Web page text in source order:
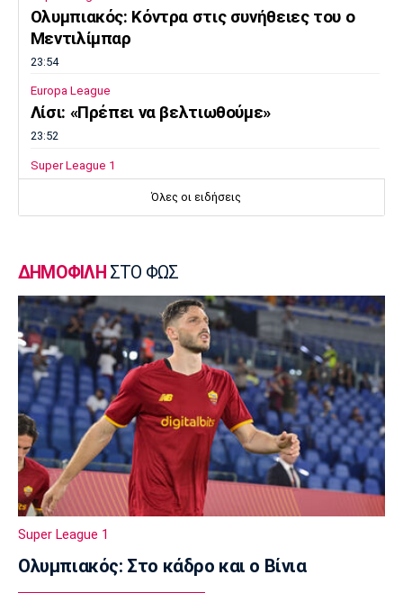
Ολυμπιακός: Κόντρα στις συνήθειες του ο
Μεντιλίμπαρ
23:54
Europa League
Λίσι: «Πρέπει να βελτιωθούμε»
23:52
Super League 1
Επιστρέφει αύριο στη Θεσσαλονίκη ο
Επίσημα στον Άρη ο Άνταμ Μοκόκα
23:35
Europa League
Μπρούνο: «Δουλέψαμε καλά στην άμυνα»
23:32
Ποδόσφαιρο - Διεθνή
Κακή εβδομάδα για τη βαθμολογία της UEFA
23:23
Γ Εθνική
Αστέρας Βάρης: Νέες προσθήκες στο
ρόστερ
Conference League
Όλες οι ειδήσεις
ΔΗΜΟΦΙΛΗ ΣΤΟ ΦΩΣ
Super League 1
Ολυμπιακός: Στο κάδρο και ο Βίνια